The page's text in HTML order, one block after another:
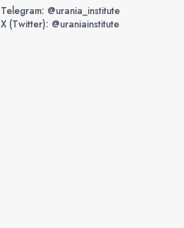
Telegram: @urania_institute
X (Twitter): @uraniainstitute